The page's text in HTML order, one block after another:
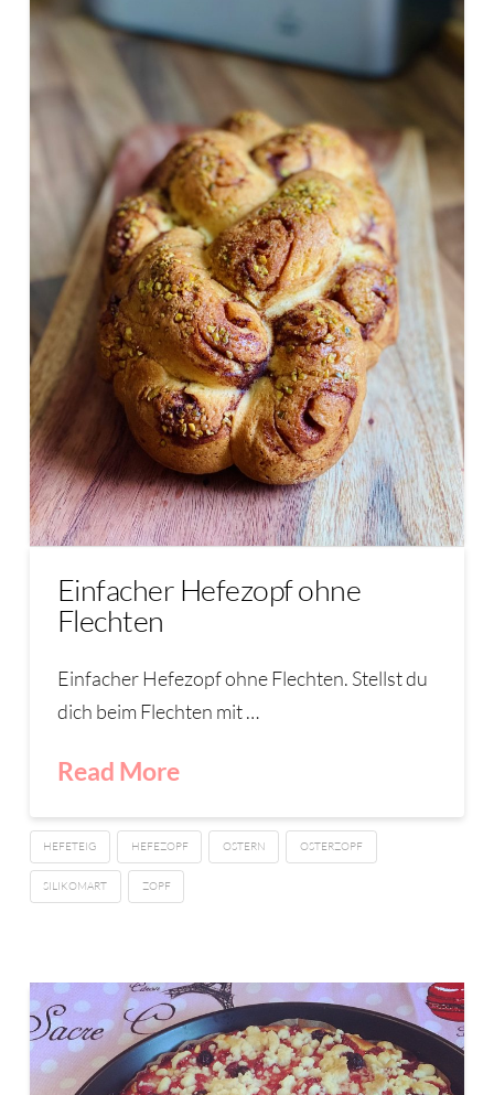
Einfacher Hefezopf ohne
Flechten
Einfacher Hefezopf ohne Flechten. Stellst du
dich beim Flechten mit …
Read More
HEFETEIG HEFEZOPF OSTERN OSTERZOPF
SILIKOMART ZOPF